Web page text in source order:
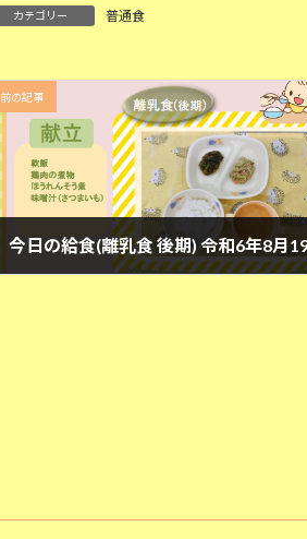
カテゴリー 普通食
前の記事
今日の給食(離乳食 後期) 令和6年8月